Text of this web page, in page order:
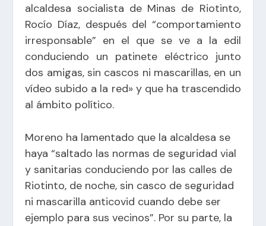
alcaldesa socialista de Minas de Riotinto,
Rocío Díaz, después del “comportamiento
irresponsable” en el que se ve a la edil
conduciendo un patinete eléctrico junto
dos amigas, sin cascos ni mascarillas, en un
vídeo subido a la red» y que ha trascendido
al ámbito político.
Moreno ha lamentado que la alcaldesa se
haya “saltado las normas de seguridad vial
y sanitarias conduciendo por las calles de
Riotinto, de noche, sin casco de seguridad
ni mascarilla anticovid cuando debe ser
ejemplo para sus vecinos”. Por su parte, la